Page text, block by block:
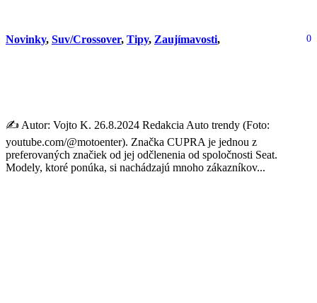
Novinky, Suv/Crossover, Tipy, Zaujímavosti, 0
✍️ Autor: Vojto K. 26.8.2024 Redakcia Auto trendy (Foto:
youtube.com/@motoenter). Značka CUPRA je jednou z
preferovaných značiek od jej odčlenenia od spoločnosti Seat.
Modely, ktoré ponúka, si nachádzajú mnoho zákazníkov...